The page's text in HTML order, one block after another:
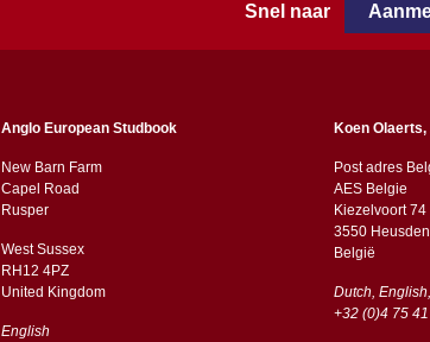
Snel naar
Anglo European Studbook
New Barn Farm
Capel Road
​​Rusper
West Sussex
RH12 4PZ
​​United Kingdom
English
Koen
Post adres
AES Belgie
Kiezelvoort 74
3550
België
Dutch,
+32 (0)4 75